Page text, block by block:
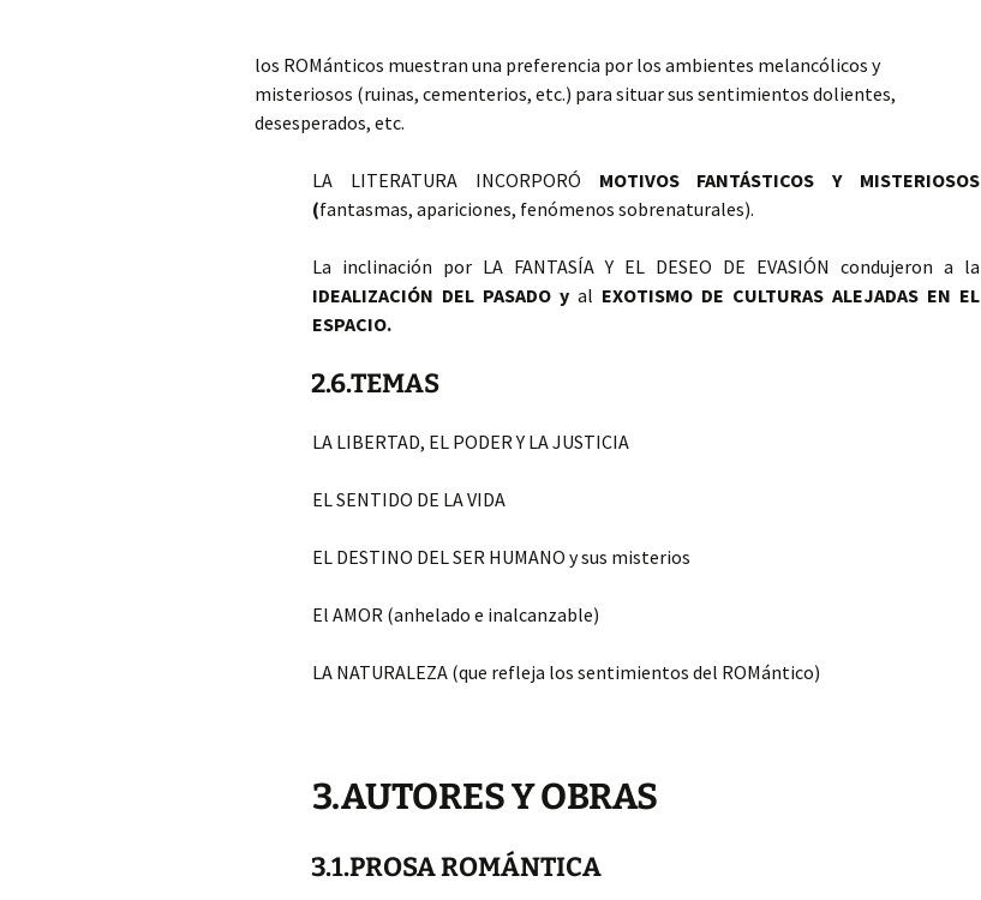
los ROMánticos muestran una preferencia por los ambientes melancólicos y
misteriosos (ruinas, cementerios, etc.) para situar sus sentimientos dolientes,
desesperados, etc.
LA LITERATURA INCORPORÓ MOTIVOS FANTÁSTICOS Y MISTERIOSOS
(fantasmas, apariciones, fenómenos sobrenaturales).
La inclinación por LA FANTASÍA Y EL DESEO DE EVASIÓN condujeron a la
IDEALIZACIÓN DEL PASADO y al EXOTISMO DE CULTURAS ALEJADAS EN EL
ESPACIO.
2.6.TEMAS
LA LIBERTAD, EL PODER Y LA JUSTICIA
EL SENTIDO DE LA VIDA
EL DESTINO DEL SER HUMANO y sus misterios
El AMOR (anhelado e inalcanzable)
LA NATURALEZA (que refleja los sentimientos del ROMántico)
3.AUTORES Y OBRAS
3.1.PROSA ROMÁNTICA